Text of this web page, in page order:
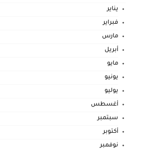
يناير
فبراير
مارس
أبريل
مايو
يونيو
يوليو
أغسطس
سبتمبر
أكتوبر
نوفمبر